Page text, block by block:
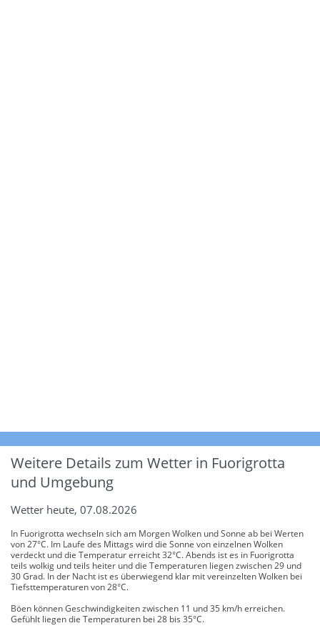
Weitere Details zum Wetter in Fuorigrotta
und Umgebung
Wetter heute, 07.08.2026
In Fuorigrotta wechseln sich am Morgen Wolken und Sonne ab bei Werten
von 27°C. Im Laufe des Mittags wird die Sonne von einzelnen Wolken
verdeckt und die Temperatur erreicht 32°C. Abends ist es in Fuorigrotta
teils wolkig und teils heiter und die Temperaturen liegen zwischen 29 und
30 Grad. In der Nacht ist es überwiegend klar mit vereinzelten Wolken bei
Tiefsttemperaturen von 28°C.
Böen können Geschwindigkeiten zwischen 11 und 35 km/h erreichen.
Gefühlt liegen die Temperaturen bei 28 bis 35°C.